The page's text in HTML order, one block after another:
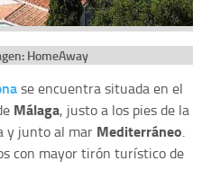
HomeAway
se encuentra situada en el
Málaga, justo a los pies de la
y junto al mar Mediterráneo.
con mayor tirón turístico de